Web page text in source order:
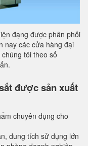
đạng được phân phối
nay các cửa hàng đại
tôi theo số
được sản xuất
chuyên dụng cho
dung tích sử dụng lớn